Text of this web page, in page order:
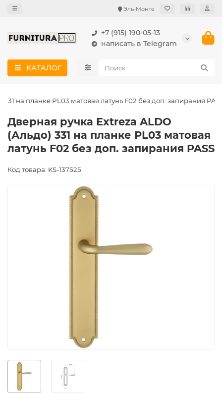
Эль-Монте
+7 (915) 190-05-13
написать в Telegram
КАТАЛОГ
на планке PL03 матовая латунь F02 без доп. запирания
Дверная ручка Extreza ALDO
(Альдо) 331 на планке PL03 матовая
латунь F02 без доп. запирания PASS
Код товара: KS-137525